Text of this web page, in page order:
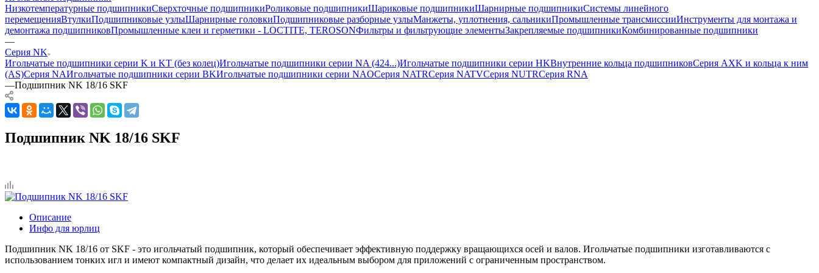
Низкотемпературные подшипникиСверхточные подшипникиРоликовые подшипникиШариковые подшипникиШарнирные подшипникиСистемы линейного
перемещенияВтулкиПодшипниковые узлыШарнирные головкиПодшипниковые разборные узлыМанжеты, уплотнения, сальникиПромышленные трансмиссииИнструменты для монтажа и
демонтажа подшипниковПромышленные клеи и герметики - LOCTITE, TEROSONФильтры и фильтрующие элементыЗакрепляемые подшипникиКомбинированные подшипники
—
Серия NK
Игольчатые подшипники серии K и KT (без колец)Игольчатые подшипники серии NA (424...)Игольчатые подшипники серии HKВнутренние кольца подшипниковСерия AXK и кольца к ним
(AS)Серия NAИгольчатые подшипники серии BKИгольчатые подшипники серии NAOСерия NATRСерия NATVСерия NUTRСерия RNA
—Подшипник NK 18/16 SKF
Подшипник NK 18/16 SKF
Описание
Инфо для юрлиц
Подшипник NK 18/16 от SKF - это игольчатый подшипник, который обеспечивает эффективную поддержку вращающихся осей и валов. Игольчатые подшипники изготавливаются с
использованием тонких игл и имеют компактный дизайн, что делает их идеальным выбором для приложений с ограниченным пространством.